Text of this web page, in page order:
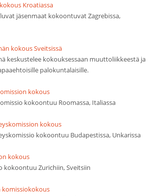
Kroatiassa
jäsenmaat kokoontuvat Zagrebissa,
kokous Sveitsissä
keskustelee kokouksessaan muuttoliikkeestä ja
palokuntalaisille.
kokous
kokoontuu Roomassa, Italiassa
kokous
kokoontuu Budapestissa, Unkarissa
kokous
kokoontuu Zurichiin, Sveitsiin
komissiokokous